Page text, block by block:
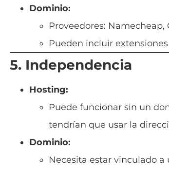
Dominio:
Proveedores: Namecheap,
Pueden incluir
5. Independencia
Hosting:
Puede funcionar sin un
tendrían que usar la
Dominio:
Necesita estar vinculado